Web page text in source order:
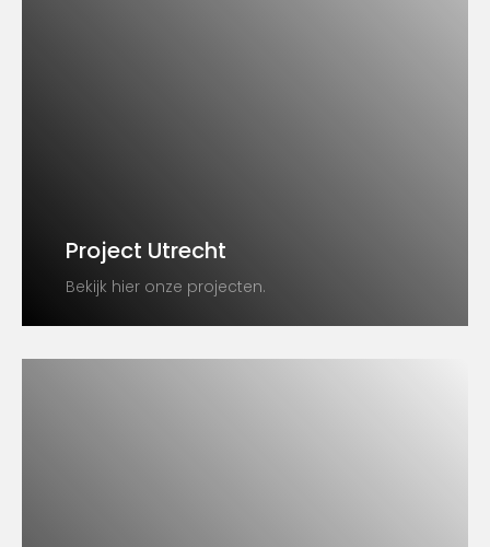
Project Utrecht
Bekijk hier onze projecten.